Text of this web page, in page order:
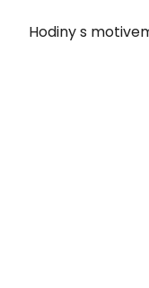
Hodiny s